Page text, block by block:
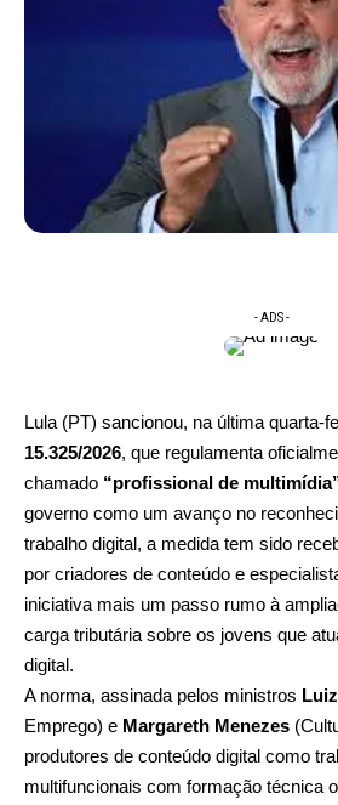
- ADS -
Lula (PT) sancionou, na última quarta-
15.325/2026, que regulamenta
chamado “profissional de
governo como um avanço no
trabalho digital, a medida tem sido
por criadores de conteúdo e
iniciativa mais um passo rumo à
carga tributária sobre os jovens que
digital.
A norma, assinada pelos ministros
Emprego) e Margareth Menezes
produtores de conteúdo digital como
multifuncionais com formação técnica